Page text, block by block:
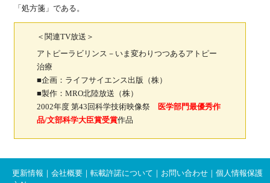
「処方箋」である。
＜関連TV放送＞
アトピーラビリンス－いま変わりつつあるアトピー
治療
■企画：ライフサイエンス出版（株）
■製作：MRO北陸放送（株）
2002年度 第43回科学技術映像祭
医学部門最優秀作
品/文部科学大臣賞受賞作品
更新情報 ｜会社概要 ｜転載許諾について お問い合わせ ｜個人情報保護